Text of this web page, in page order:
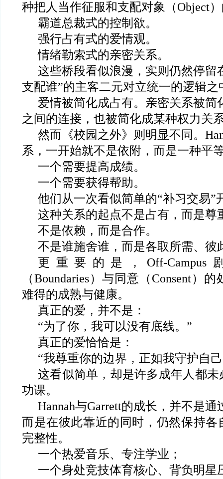
种把人当作征服和支配对象（Object
霸道总裁式的控制欲。
强行占有式的爱情观。
情绪勒索式的亲密关系。
这些桥段看似浪漫，实则仍然停留
支配谁”的主客二元对立统一的逻辑之
爱情被简化成占有。亲密关系被简
之间的连接，也被简化成某种权力关
然而《校园之外》则明显不同。
系，一开始就不是依附，而是一种平
一个需要提高成绩。
一个需要获得帮助。
他们从一次看似简单的“补习交易”
这种关系的起点不是占有，而是尊
不是依赖，而是合作。
不是谁施舍谁，而是各取所需、彼
更重要的是，Off-
（Boundaries）与同意（Consent）
难得的成熟与健康。
真正的爱，并不是：
“为了你，我可以没有底线。”
真正的爱恰恰是：
“我尊重你的边界，正如我守护自
这看似简单，却是许多成年人都
功课。
Hannah与Garrett的成长，并不是通
而是在彼此靠近的同时，仍然保持各
完整性。
一个热爱音乐、专注学业；
一个身处竞技体育核心、背负明星